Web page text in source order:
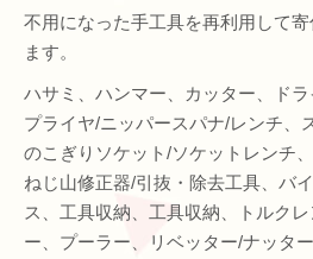
不用になった手工具を再利用して
ます。
ハサミ、ハンマー、カッター、ド
プライヤ/ニッパースパナ/レンチ、
のこぎりソケット/ソケットレンチ
ねじ山修正器/引抜・除去工具、バ
ス、工具収納、工具収納、トルク
ー、プーラー、リベッター/ナッタ